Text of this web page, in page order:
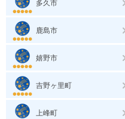
多久市
鹿島市
嬉野市
吉野ヶ里町
上峰町